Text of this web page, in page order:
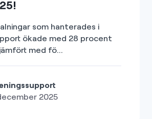
som hanterades i
ökade med 28 procent
med fö...
2025